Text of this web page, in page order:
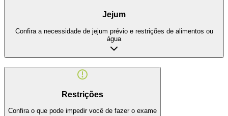
Jejum
Confira a necessidade de jejum prévio e restrições de alimentos ou
água
Restrições
Confira o que pode impedir você de fazer o exame